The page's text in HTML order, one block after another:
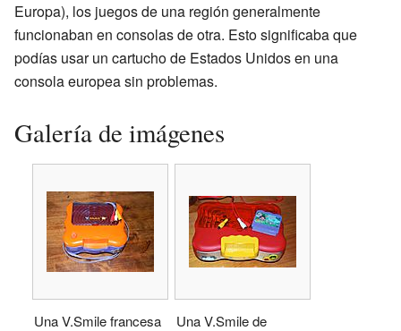
Europa), los juegos de una región generalmente
funcionaban en consolas de otra. Esto significaba que
podías usar un cartucho de Estados Unidos en una
consola europea sin problemas.
Galería de imágenes
Una V.Smile francesa
Una V.Smile de